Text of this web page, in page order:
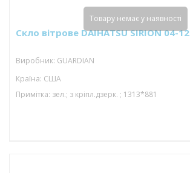
Скло вітрове DAIHATSU SIRION 04-12
Виробник: GUARDIAN
Країна: США
Примітка: зел.; з кріпл.дзерк. ; 1313*881
Товару немає у наявності